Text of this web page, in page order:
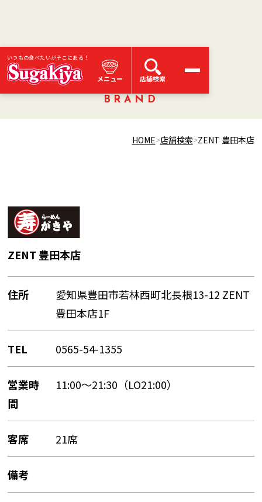
いつもの食べたいがそこにある！
メニュー 店舗検索
スガキヤブランド
BRAND
HOME 店舗検索 ZENT 豊田本店
ZENT 豊田本店
住所
愛知県豊田市若林西町北長根13-12 ZENT
豊田本店1F
TEL 0565-54-1355
営業時
間
11:00〜21:30（LO21:00）
客席 21席
備考